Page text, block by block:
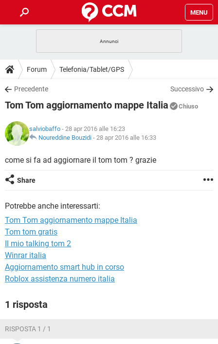
MENU
INTRATTENIMENTO ANDROID
iOS
INSTAGRAM WHATSAPP
TIKTOK
HARDWARE
GUIDE
COVID-19 GAMING
INSTAGRAM WHATSAPP
TIKTOK
HARDWARE
DOWNLOAD
COVID-19 GAMING
INTRATTENIMENTO
iOS WINDOWS 10
INSTAGRAM WHATSAPP
COVID-19 GAMING
INTRATTENIMENTO
iOS WINDOWS 10
INSTAGRAM
GLOSSARIO
COVID-19 GAMING
INSTAGRAM
TIKTOK FACEBOOK
Forum Telefonia/Tablet/GPS
Precedente Successivo
Tom Tom aggiornamento mappe Italia Chiuso
salviobaffo - 28 apr 2016 alle 16:23
Noureddine Bouzidi - 28 apr 2016 alle 16:33
come si fa ad aggiornare il tom tom ? grazie
Share
Potrebbe anche interessarti:
Tom Tom aggiornamento mappe Italia
Tom tom gratis
Il mio talking tom 2
Winrar italia
Aggiornamento smart hub in corso
Roblox assistenza numero italia
1 risposta
RISPOSTA 1 / 1